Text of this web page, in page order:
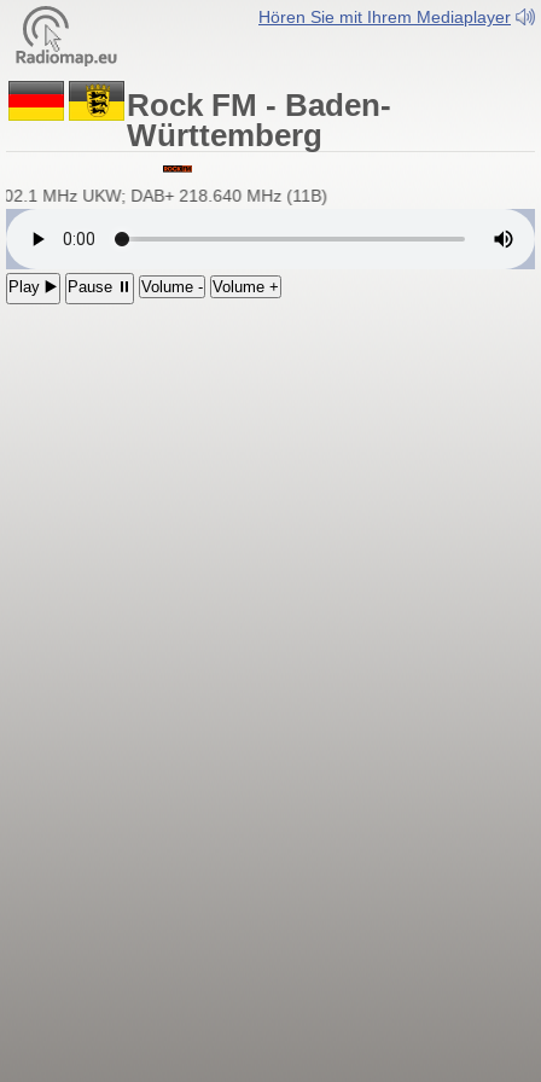
Hören Sie mit Ihrem Mediaplayer
Rock FM - Baden-
Württemberg
MHz UKW; DAB+ 218.640 MHz (11B)
Play ▶️ Pause ⏸ Volume - Volume +